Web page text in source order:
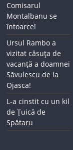
Comisarul
Montalbanu se
întoarce!
Ursul Rambo a
vizitat căsuța de
vacanță a doamnei
Săvulescu de la
Ojasca!
L-a cinstit cu un kil
de Țuică de
Spătaru